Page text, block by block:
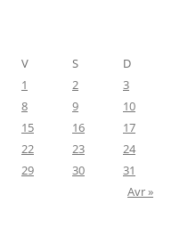
V S
D
1
2
3
8 9
10
15 16
17
22 23
24
29 30
31
Avr »